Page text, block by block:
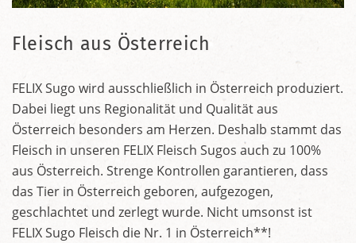
Fleisch aus Österreich
FELIX Sugo wird ausschließlich in Österreich produziert.
Dabei liegt uns Regionalität und Qualität aus
Österreich besonders am Herzen. Deshalb stammt das
Fleisch in unseren FELIX Fleisch Sugos auch zu 100%
aus Österreich. Strenge Kontrollen garantieren, dass
das Tier in Österreich geboren, aufgezogen,
geschlachtet und zerlegt wurde. Nicht umsonst ist
FELIX Sugo Fleisch die Nr. 1 in Österreich**!